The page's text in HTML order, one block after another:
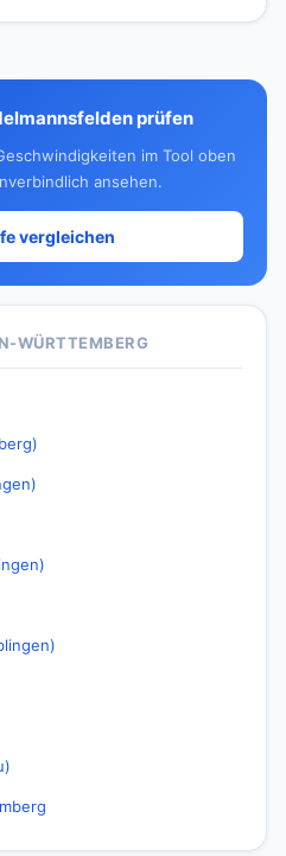
prüfen
im Tool oben
ansehen.
vergleichen
WÜRTTEMBERG